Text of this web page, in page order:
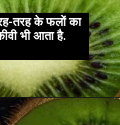
तरह के फलों का
भी आता है.